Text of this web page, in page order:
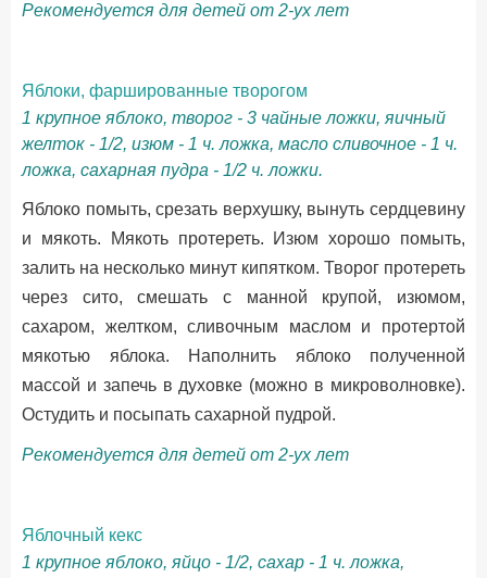
Рекомендуется для детей от 2-ух лет
Яблоки, фаршированные творогом
1 крупное яблоко, творог - 3 чайные ложки, яичный
желток - 1/2, изюм - 1 ч. ложка, масло сливочное - 1 ч.
ложка, сахарная пудра - 1/2 ч. ложки.
Яблоко помыть, срезать верхушку, вынуть сердцевину
и мякоть. Мякоть протереть. Изюм хорошо помыть,
залить на несколько минут кипятком. Творог протереть
через сито, смешать с манной крупой, изюмом,
сахаром, желтком, сливочным маслом и протертой
мякотью яблока. Наполнить яблоко полученной
массой и запечь в духовке (можно в микроволновке).
Остудить и посыпать сахарной пудрой.
Рекомендуется для детей от 2-ух лет
Яблочный кекс
1 крупное яблоко, яйцо - 1/2, сахар - 1 ч. ложка,